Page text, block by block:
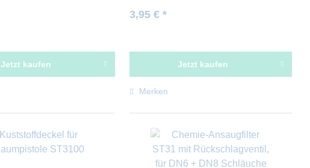
Jetzt kaufen
3,95 € *
Jetzt kaufen
Merken